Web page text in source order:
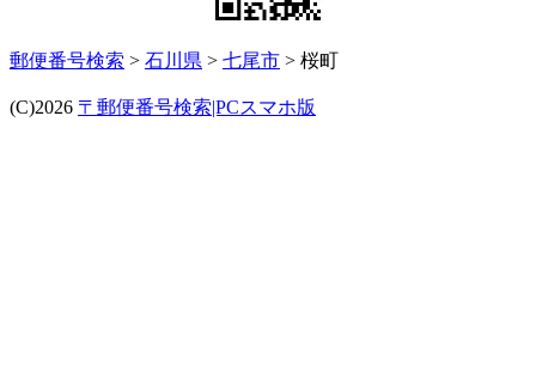
郵便番号検索 > 石川県 > 七尾市 > 桜町
(C)2026 〒郵便番号検索|PCスマホ版